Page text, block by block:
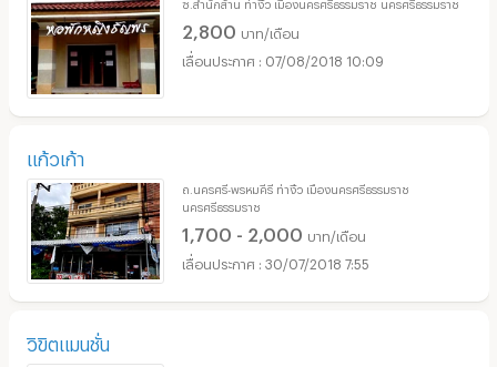
ซ.สำนักส้าน ท่างิ้ว เมืองนครศรีธรรมราช นครศรีธรรมราช
2,800 บาท/เดือน
07/08/2018 10:09
แก้วเก้า
ถ.นครศรี-พรหมคีรี ท่างิ้ว เมืองนครศรีธรรมราช
นครศรีธรรมราช
1,700 - 2,000 บาท/เดือน
30/07/2018 7:55
วิขิตแมนชั่น